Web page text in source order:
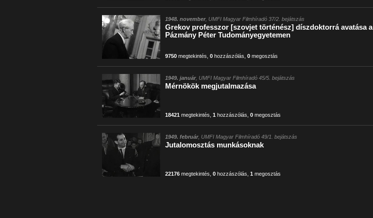
1948. november, UMFI Magyar Filmhíradó 37/2. bejátszás
Grekov professzor [szovjet történész] díszdoktorrá avatása a
Pázmány Péter Tudományegyetemen
9750megtekintés 0hozzászólás 0megosztás
1949. január, UMFI Magyar Filmhíradó 45/5. bejátszás
Mérnökök megjutalmazása
18421 megtekintés 1 hozzászólás 0megosztás
1949. február, UMFI Magyar Filmhíradó 49/1. bejátszás
Jutalomosztás munkásoknak
22176megtekintés 0hozzászólás 1 megosztás